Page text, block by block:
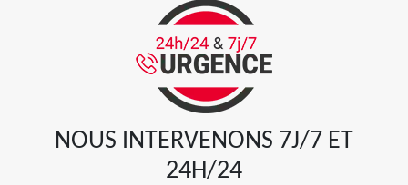
NOUS INTERVENONS 7J/7 ET
24H/24